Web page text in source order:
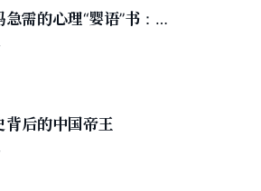
急需的心理“婴语”书：科
育0-2岁宝宝
背后的中国帝王